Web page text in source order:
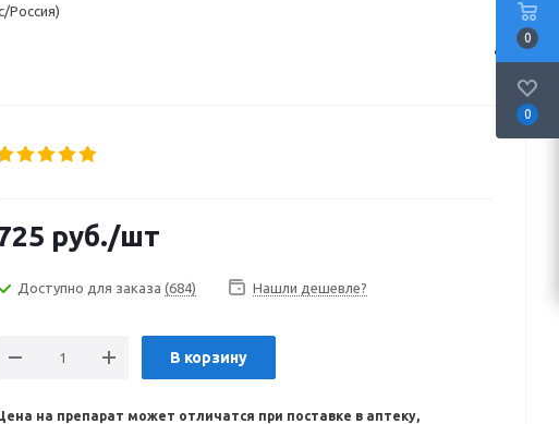
Россия)
руб./шт
Доступно для заказа (684) Нашли дешевле?
В корзину
на препарат может отличатся при поставке в аптеку,
0
0